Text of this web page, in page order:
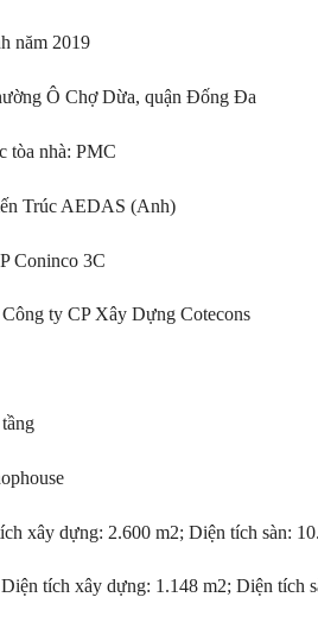
năm 2019
Ô Chợ Dừa, quận Đống Đa
tòa nhà: PMC
Trúc AEDAS (Anh)
Coninco 3C
ty CP Xây Dựng Cotecons
xây dựng: 2.600 m2; Diện tích sàn:
tích xây dựng: 1.148 m2; Diện tích